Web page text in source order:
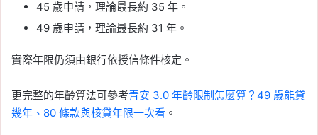
45 歲申請，理論最長約 35 年。
49 歲申請，理論最長約 31 年。
實際年限仍須由銀行依授信條件核定。
更完整的年齡算法可參考青安 3.0 年齡限制怎麼算？49 歲能貸
幾年、80 條款與核貸年限一次看 。